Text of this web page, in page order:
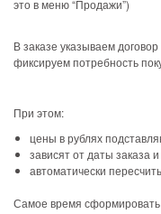
это в меню “Продажи”)
В заказе указываем
фиксируем потребность
При этом:
цены в рублях
зависят от даты заказа
автоматически
Самое время сформировать